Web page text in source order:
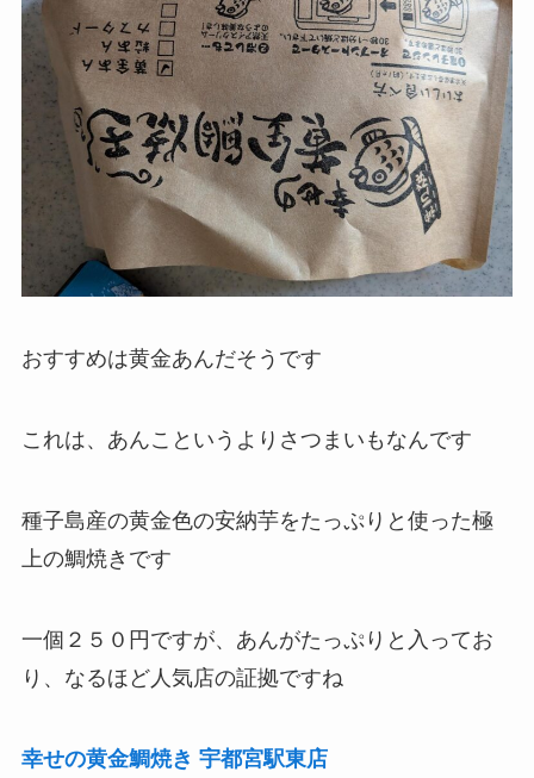
おすすめは黄金あんだそうです
これは、あんこというよりさつまいもなんです
種子島産の黄金色の安納芋をたっぷりと使った極
上の鯛焼きです
一個２５０円ですが、あんがたっぷりと入ってお
り、なるほど人気店の証拠ですね
幸せの黄金鯛焼き 宇都宮駅東店